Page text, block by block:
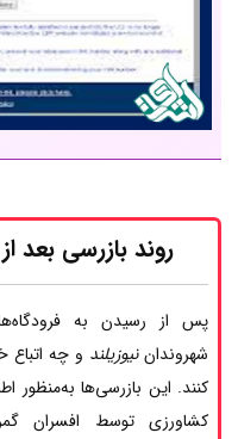
روند بازرسی بعد
پس از رسیدن به
شهرونداننیوزیلند و چه اتباع
کنند. این بازرسی‌ها به‌منظور